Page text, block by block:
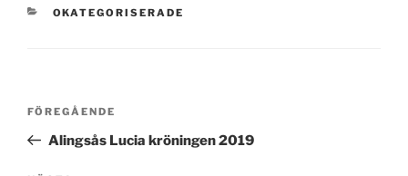
KATEGORIER
OKATEGORISERADE
Inläggsnavigering
Föregående
inlägg
FÖREGÅENDE
Alingsås Lucia kröningen 2019